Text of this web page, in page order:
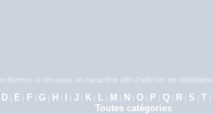
ci-dessous un caractère afin d'afficher les
D | E | F | G | H | I |J | K | L | M | N | O | P | Q | R | S | T |
Toutes catégories